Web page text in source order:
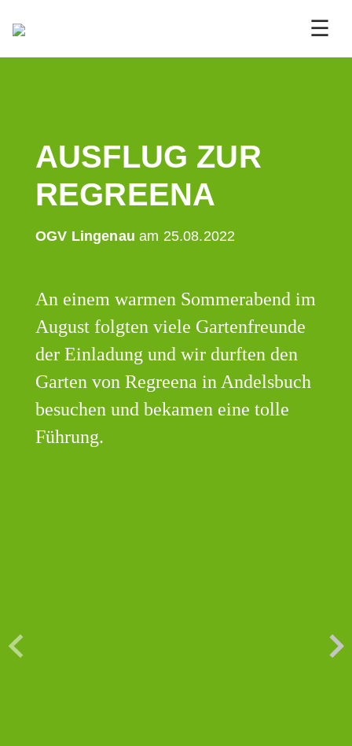
☰
AUSFLUG ZUR
REGREENA
OGV Lingenau am 25.08.2022
An einem warmen Sommerabend im
August folgten viele Gartenfreunde
der Einladung und wir durften den
Garten von Regreena in Andelsbuch
besuchen und bekamen eine tolle
Führung.